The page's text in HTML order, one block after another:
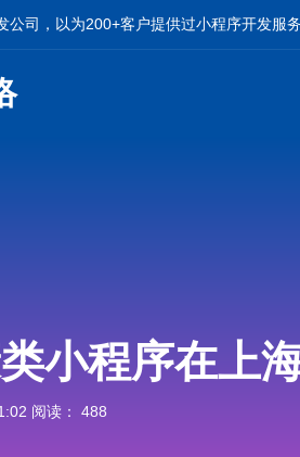
公司，以为200+客户提供过小程序开发服务
小程序在上
阅读： 488